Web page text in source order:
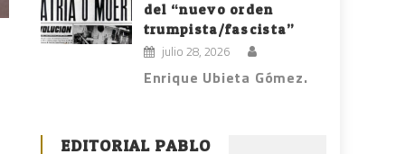
del “nuevo orden
trumpista/fascista”
julio 28, 2026
Enrique Ubieta Gómez.
EDITORIAL PABLO